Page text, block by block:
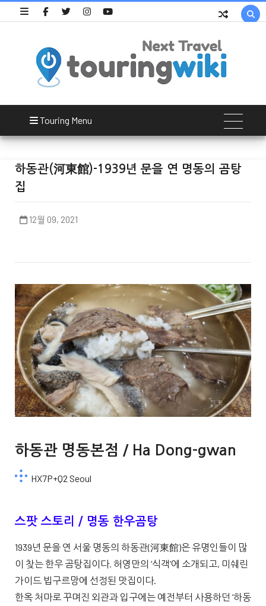

Touring Menu
하동관(河東館)-1939년 문을 연 명동의 곰탕
집
12월 09, 2021
하동관 명동본점 / Ha Dong-gwan
HX7P+Q2 Seoul
스팟 스토리 / 명동 한우곰탕
1939년 문을 연 서울 명동의 하동관(河東館)은 유명인들이 많
이 찾는 한우 곰탕집이다. 허영만의 ‘식객’에 소개되고, 미쉐린
가이드 빕구르망에 선정된 맛집이다.
한옥 처마로 꾸며진 외관과 입구에는 예전부터 사용하던 ‘하동